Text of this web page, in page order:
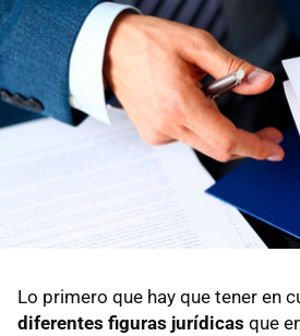
Lo primero que hay que tener en
diferentes figuras jurídicas que